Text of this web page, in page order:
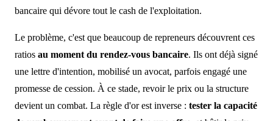
bancaire qui dévore tout le cash de l'exploitation.
Le problème, c'est que beaucoup de repreneurs découvrent ces
ratios au moment du rendez-vous bancaire. Ils ont déjà signé
une lettre d'intention, mobilisé un avocat, parfois engagé une
promesse de cession. À ce stade, revoir le prix ou la structure
devient un combat. La règle d'or est inverse : tester la capacité